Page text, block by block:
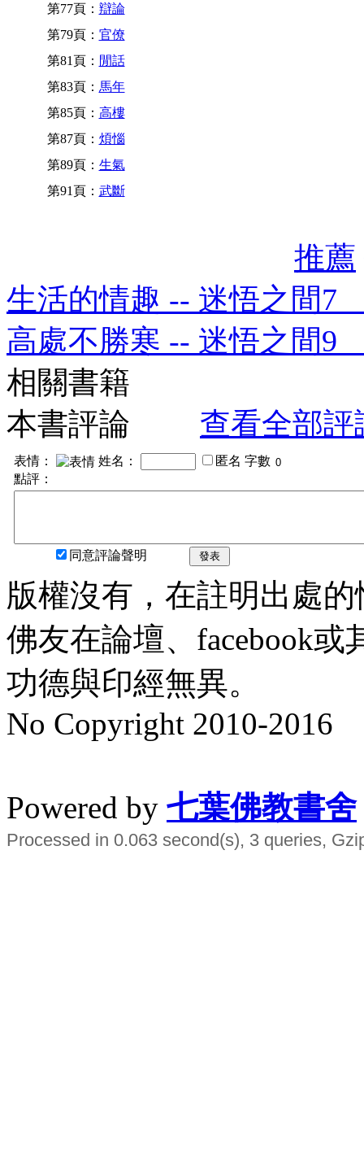
第77頁： 辯論
第79頁： 官僚
第81頁： 閒話
第83頁： 馬年
第85頁： 高樓
第87頁： 煩惱
第89頁： 生氣
第91頁： 武斷
推薦
生活的情趣 -- 迷悟之間7
高處不勝寒 -- 迷悟之間9
相關書籍
本書評論
查看全部評
表情： 姓名： 匿名 字數
點評：
同意評論聲明 發表
版權沒有，在註明出處
佛友在論壇、facebook
功德與印經無異。
No Copyright 2010-2016
Powered by 七葉佛教書舍
Processed in 0.063 second(s), 3 queries,